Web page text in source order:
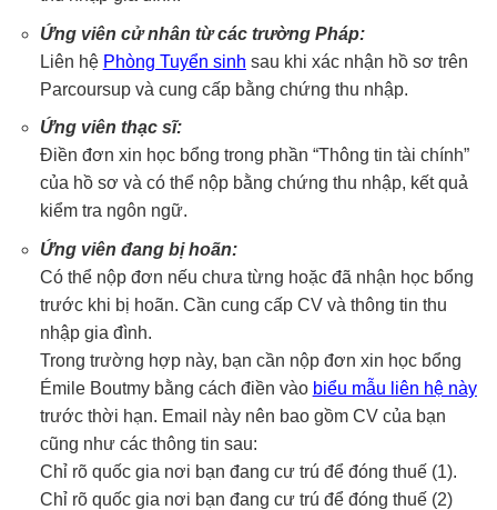
Ứng viên cử nhân từ các trường Pháp:
Liên hệ Phòng Tuyển sinh sau khi xác nhận hồ sơ trên
Parcoursup và cung cấp bằng chứng thu nhập.
Ứng viên thạc sĩ:
Điền đơn xin học bổng trong phần “Thông tin tài chính”
của hồ sơ và có thể nộp bằng chứng thu nhập, kết quả
kiểm tra ngôn ngữ.
Ứng viên đang bị hoãn:
Có thể nộp đơn nếu chưa từng hoặc đã nhận học bổng
trước khi bị hoãn. Cần cung cấp CV và thông tin thu
nhập gia đình.
Trong trường hợp này, bạn cần nộp đơn xin học bổng
Émile Boutmy bằng cách điền vào biểu mẫu liên hệ này
trước thời hạn. Email này nên bao gồm CV của bạn
cũng như các thông tin sau:
Chỉ rõ quốc gia nơi bạn đang cư trú để đóng thuế (1).
Chỉ rõ quốc gia nơi bạn đang cư trú để đóng thuế (2)